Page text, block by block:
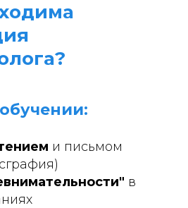
и письмом
в